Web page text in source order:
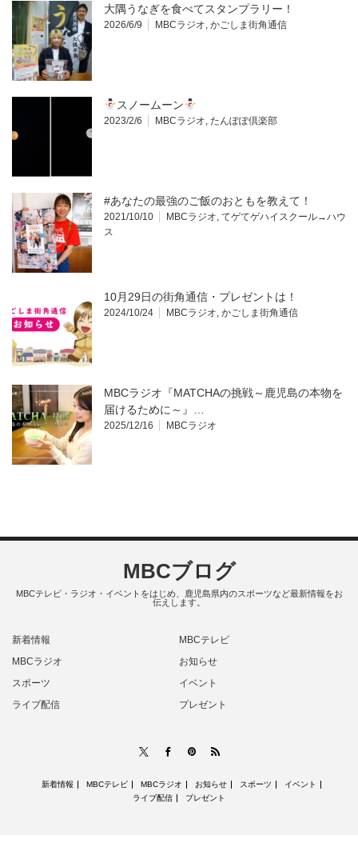
大隅うなぎを食べてスタンプラリー！
2026/6/9 MBCラジオ, かごしま街角通信
スノームーン
2023/2/6 MBCラジオ, たんぽぽ倶楽部
#あなたの最強のご飯のおともを教えて！
2021/10/10 MBCラジオ, てゲてゲハイスクール→ハウ
ス
10月29日の街角通信・プレゼントは！
2024/10/24 MBCラジオ, かごしま街角通信
MBCラジオ『MATCHAの挑戦～鹿児島の本物を
届けるために～』…
2025/12/16 MBCラジオ
MBCブログ
MBCテレビ・ラジオ・イベントをはじめ、鹿児島県内のスポーツなど最新情報をお
伝えします。
新着情報
MBCテレビ
MBCラジオ
お知らせ
スポーツ
イベント
ライブ配信
プレゼント
FacebookPinterest
RSS
新着情報 MBCテレビ MBCラジオ お知らせ スポーツ
イベント
ライブ配信
プレゼント